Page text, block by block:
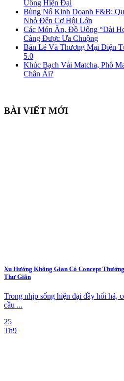
Uống Hiện Đại
Bùng Nổ Kinh Doanh F&B:
Nhỏ Đến Cơ Hội Lớn
Các Món Ăn, Đồ Uống “Dài
Càng Được Ưa Chuộng
Bán Lẻ Và Thương Mại Điện
5.0
Khúc Bạch Vải Matcha, Phô
Chân Ái?
BÀI VIẾT MỚI
Xu Hướng Không Gian Có Concept
Thư Giãn
Trong nhịp sống hiện đại đầy hối hả,
cầu ...
25
Th9